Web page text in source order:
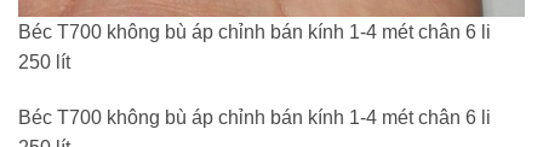
Béc T700 không bù áp chỉnh bán kính 1-4 mét chân 6 li
250 lít
Béc T700 không bù áp chỉnh bán kính 1-4 mét chân 6 li